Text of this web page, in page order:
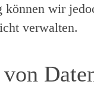
können wir
verwalten.